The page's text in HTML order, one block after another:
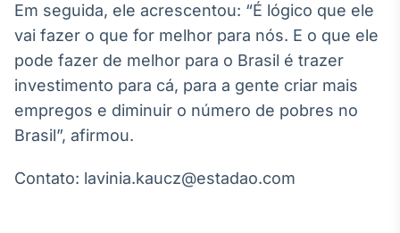
Broadcast
Ticker
Cotações e
headlines de
notícias
Widgets
Em seguida, ele acrescentou: “É lógico que ele
vai fazer o que for melhor para nós. E o que ele
pode fazer de melhor para o Brasil é trazer
investimento para cá, para a gente criar mais
empregos e diminuir o número de pobres no
Brasil”, afirmou.
Contato: lavinia.kaucz@estadao.com